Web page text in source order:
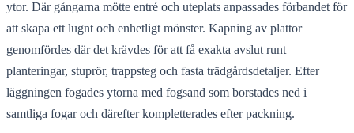
ytor. Där gångarna mötte entré och uteplats anpassades förbandet för
att skapa ett lugnt och enhetligt mönster. Kapning av plattor
genomfördes där det krävdes för att få exakta avslut runt
planteringar, stuprör, trappsteg och fasta trädgårdsdetaljer. Efter
läggningen fogades ytorna med fogsand som borstades ned i
samtliga fogar och därefter kompletterades efter packning.